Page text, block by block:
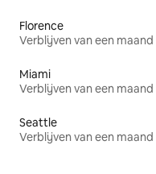
Florence
Verblijven van een maand
Miami
Verblijven van een maand
Seattle
Verblijven van een maand